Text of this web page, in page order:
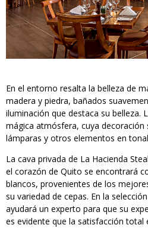
En el entorno resalta la belleza de
madera y piedra, bañados
iluminación que destaca su belleza.
mágica atmósfera, cuya
lámparas y otros elementos en
La cava privada de La Hacienda
el corazón de Quito se encontrará
blancos, provenientes de los
su variedad de cepas. En la
ayudará un experto para que su
es evidente que la satisfacción